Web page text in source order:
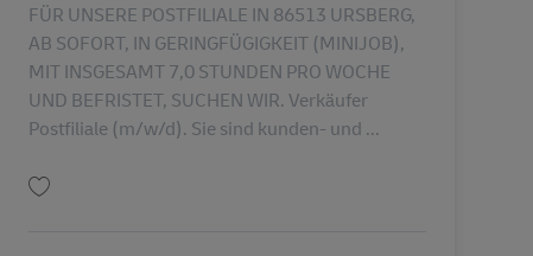
FÜR UNSERE POSTFILIALE IN 86513 URSBERG,
AB SOFORT, IN GERINGFÜGIGKEIT (MINIJOB),
MIT INSGESAMT 7,0 STUNDEN PRO WOCHE
UND BEFRISTET, SUCHEN WIR. Verkäufer
Postfiliale (m/w/d). Sie sind kunden- und ...